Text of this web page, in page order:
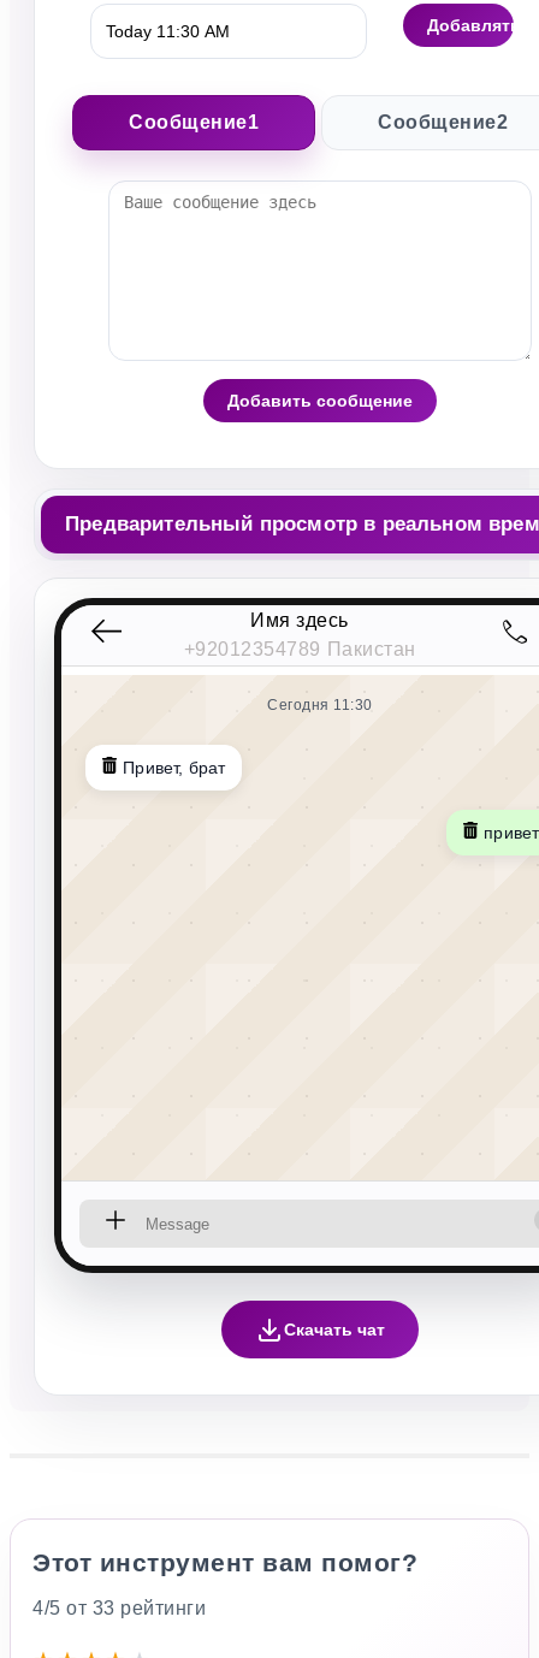
Добавлять
Сообщение1 Сообщение2
Добавить сообщение
Предварительный просмотр в реальном
Имя здесь
+92012354789 Пакистан
Сегодня 11:30
Привет, брат
привет
Скачать чат
Этот инструмент вам помог?
4/5 от 33 рейтинги